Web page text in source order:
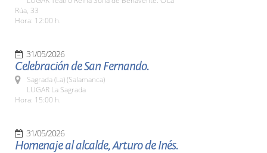
Rúa, 33
Hora: 12:00 h.
31/05/2026
Celebración de San Fernando.
Sagrada (La) (Salamanca)
LUGAR La Sagrada
Hora: 15:00 h.
31/05/2026
Homenaje al alcalde, Arturo de Inés.